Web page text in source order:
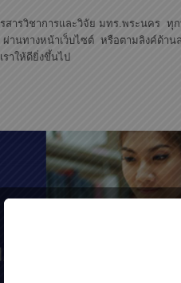
ารวิชาการและวิจัย มทร.พระนคร ทุ
านทางหน้าเว็บไซต์ หรือตามลิงค์ด้าน
าให้ดียิ่งขึ้นไป